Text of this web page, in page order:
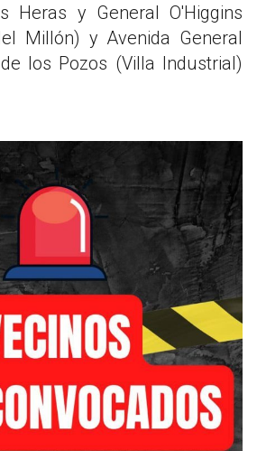
Heras y General O'Higgins
Millón) y Avenida General
los Pozos (Villa Industrial)